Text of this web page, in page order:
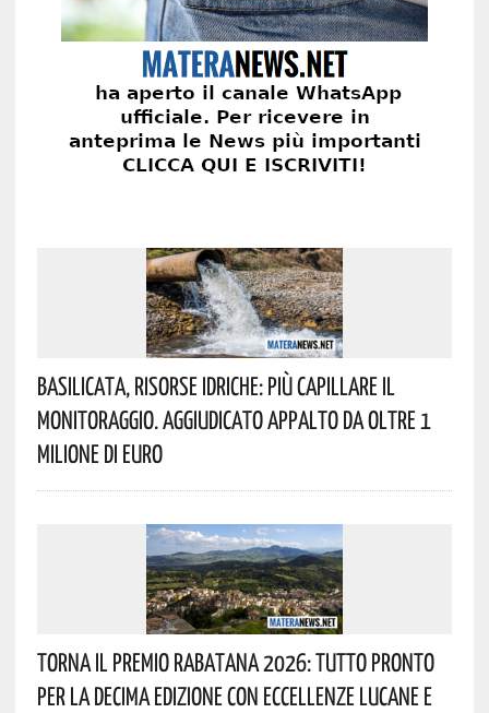
Basilicata, Risorse Idriche: Più Capillare Il
Monitoraggio. Aggiudicato Appalto Da Oltre 1
Milione Di Euro
Torna Il Premio Rabatana 2026: Tutto Pronto
Per La Decima Edizione Con Eccellenze Lucane E